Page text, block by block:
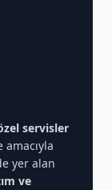
servisler
yer alan
ve